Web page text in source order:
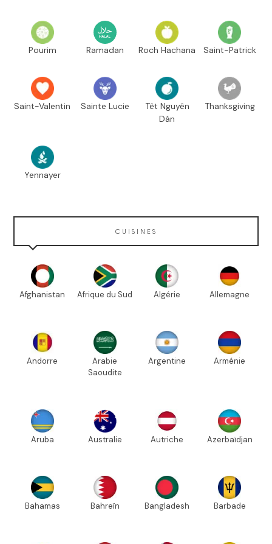
Pourim Ramadan Roch Hachana Saint-Patrick
Saint-Valentin Sainte Lucie
Têt Nguyên
Dán
Thanksgiving
Yennayer
CUISINES
Afghanistan Afrique du Sud Algérie Allemagne
Andorre
Arabie
Saoudite
Argentine Arménie
Aruba Australie Autriche Azerbaïdjan
Bahamas Bahreïn Bangladesh Barbade